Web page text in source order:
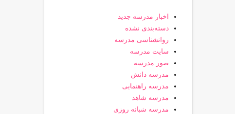
اخبار مدرسه جدید
دسته‌بندی نشده
روانشناسی مدرسه
سایت مدرسه
صور مدرسه
مدرسه دانش
مدرسه راهنمایی
مدرسه شاهد
مدرسه شبانه روزی